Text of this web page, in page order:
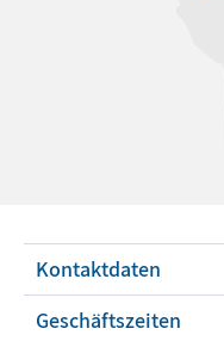
Kontaktdaten
Geschäftszeiten